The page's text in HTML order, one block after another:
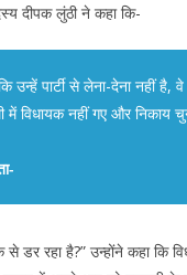
दीपक लुंठी ने कहा कि-
पार्टी से लेना-देना नहीं
में विधायक नहीं गए और निकाय
डर रहा है?” उन्होंने कहा कि